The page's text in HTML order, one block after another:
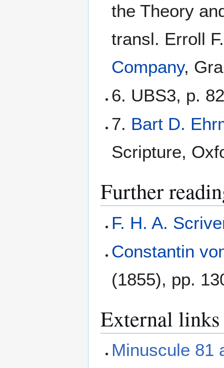
the Theory
transl. Erroll
Company,
6. UBS3, p.
7. Bart D.
Scripture,
Further
F. H. A.
Constantin
(1855), pp.
External links
Minuscule 81